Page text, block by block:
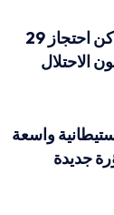
هيئة الأسرى: تحديد أماكن احتجاز 29
الاحتلال
واسعة
جديدة